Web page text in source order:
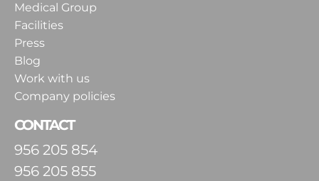
Medical Group
Facilities
Press
Blog
Work with us
Company policies
CONTACT
956 205 854
956 205 855